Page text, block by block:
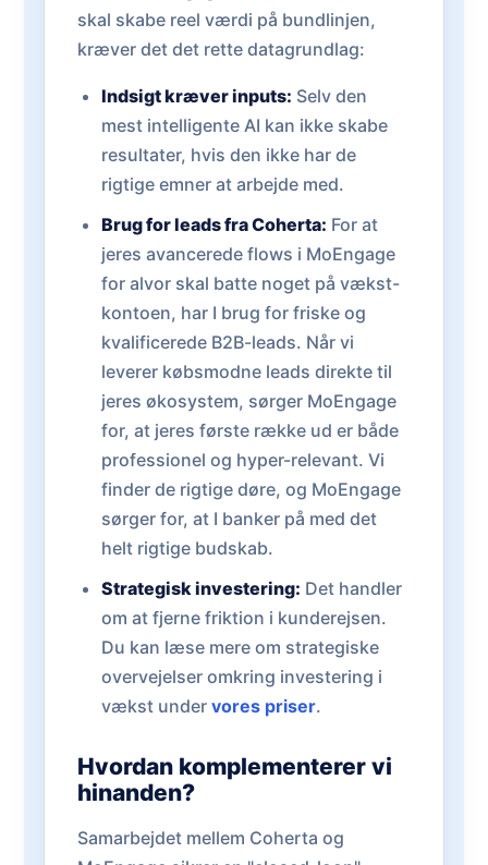
skal skabe reel værdi på bundlinjen,
kræver det det rette datagrundlag:
Indsigt kræver inputs: Selv den
mest intelligente AI kan ikke skabe
resultater, hvis den ikke har de
rigtige emner at arbejde med.
Brug for leads fra Coherta: For at
jeres avancerede flows i MoEngage
for alvor skal batte noget på vækst-
kontoen, har I brug for friske og
kvalificerede B2B-leads. Når vi
leverer købsmodne leads direkte til
jeres økosystem, sørger MoEngage
for, at jeres første række ud er både
professionel og hyper-relevant. Vi
finder de rigtige døre, og MoEngage
sørger for, at I banker på med det
helt rigtige budskab.
Strategisk investering: Det handler
om at fjerne friktion i kunderejsen.
Du kan læse mere om strategiske
overvejelser omkring investering i
vækst under vores priser.
Hvordan komplementerer vi
hinanden?
Samarbejdet mellem Coherta og